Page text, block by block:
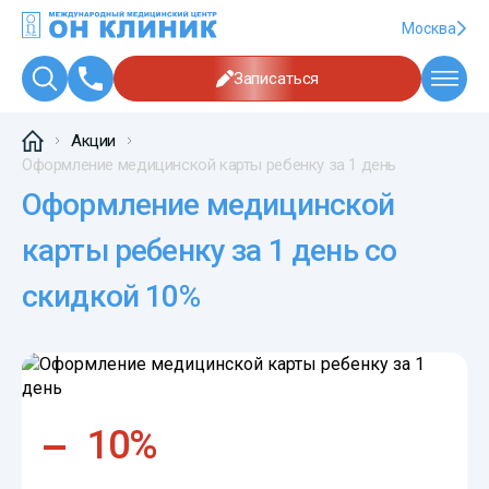
Москва
Записаться
Акции
Оформление медицинской карты ребенку за 1 день
Оформление медицинской
карты ребенку за 1 день со
скидкой 10%
10%